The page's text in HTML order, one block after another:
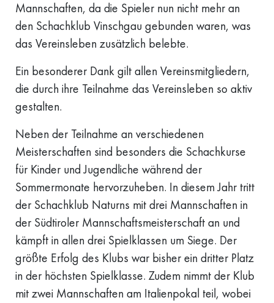
Mannschaften, da die Spieler nun nicht mehr an
den Schachklub Vinschgau gebunden waren, was
das Vereinsleben zusätzlich belebte.
Ein besonderer Dank gilt allen Vereinsmitgliedern,
die durch ihre Teilnahme das Vereinsleben so aktiv
gestalten.
Neben der Teilnahme an verschiedenen
Meisterschaften sind besonders die Schachkurse
für Kinder und Jugendliche während der
Sommermonate hervorzuheben. In diesem Jahr tritt
der Schachklub Naturns mit drei Mannschaften in
der Südtiroler Mannschaftsmeisterschaft an und
kämpft in allen drei Spielklassen um Siege. Der
größte Erfolg des Klubs war bisher ein dritter Platz
in der höchsten Spielklasse. Zudem nimmt der Klub
mit zwei Mannschaften am Italienpokal teil, wobei